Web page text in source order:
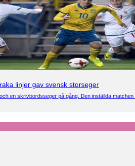
linjer gav svensk storseger
en skrivbordsseger på gång. Den inställda